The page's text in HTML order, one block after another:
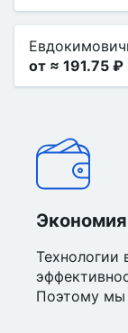
от ≈ 191.75 ₽
Экономия
Технологии
Поэтому